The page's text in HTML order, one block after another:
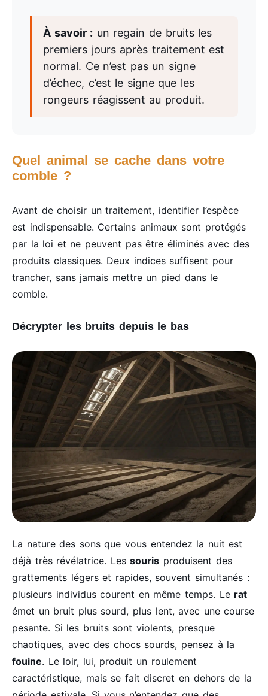
À savoir : un regain de bruits les
premiers jours après traitement est
normal. Ce n’est pas un signe
d’échec, c’est le signe que les
rongeurs réagissent au produit.
Quel animal se cache dans votre
comble ?
Avant de choisir un traitement, identifier l’espèce
est indispensable. Certains animaux sont protégés
par la loi et ne peuvent pas être éliminés avec des
produits classiques. Deux indices suffisent pour
trancher, sans jamais mettre un pied dans le
comble.
Décrypter les bruits depuis le bas
La nature des sons que vous entendez la nuit est
déjà très révélatrice. Lessouris produisent des
grattements légers et rapides, souvent simultanés :
plusieurs individus courent en même temps. Le rat
émet un bruit plus sourd, plus lent, avec une course
pesante. Si les bruits sont violents, presque
chaotiques, avec des chocs sourds, pensez à la
fouine. Le loir, lui, produit un roulement
caractéristique, mais se fait discret en dehors de la